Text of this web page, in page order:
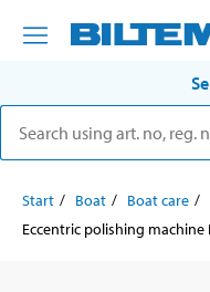
Start Boat Boat care
Eccentric polishing machine